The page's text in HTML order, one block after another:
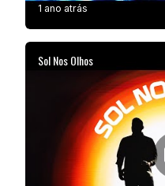
1 ano atrás
Sol Nos Olhos